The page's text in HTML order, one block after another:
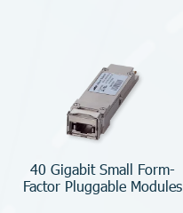
40 Gigabit Small Form-
Factor Pluggable Modules